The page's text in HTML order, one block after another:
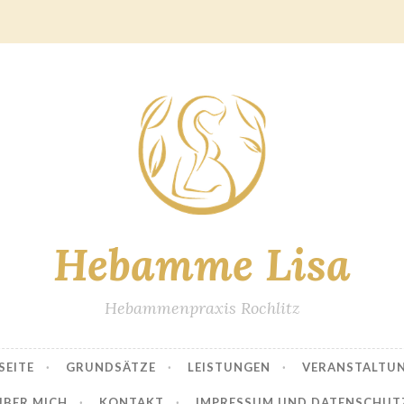
Hebamme Lisa
Hebammenpraxis Rochlitz
GRUNDSÄTZE LEISTUNGEN